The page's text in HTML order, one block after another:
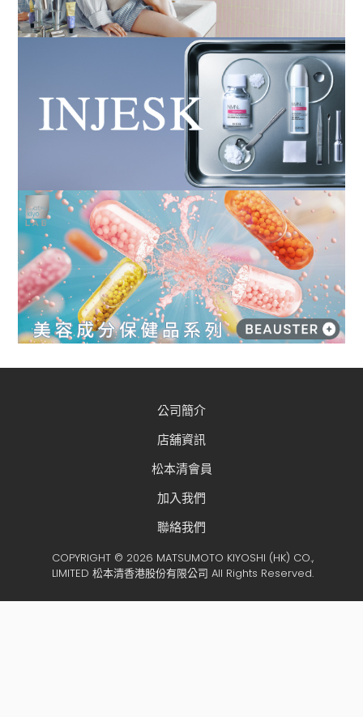
公司簡介
店舖資訊
松本清會員
加入我們
聯絡我們
COPYRIGHT © 2026 MATSUMOTO KIYOSHI (HK) CO.,
LIMITED 松本清香港股份有限公司 All Rights Reserved.